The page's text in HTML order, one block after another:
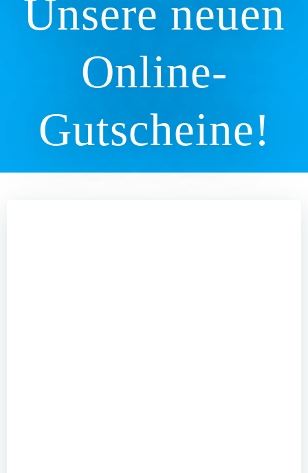
Unsere neuen
Online-
Gutscheine!